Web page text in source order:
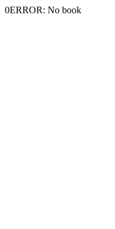
0ERROR: No book